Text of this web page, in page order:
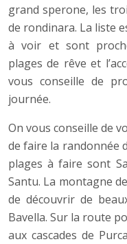
grand sperone, les
de rondinara. La liste
à voir et sont
plages de rêve et
vous conseille de
journée.
On vous conseille de
de faire la randonnée
plages à faire sont
Santu. La montagne
de découvrir de
Bavella. Sur la route
aux cascades de